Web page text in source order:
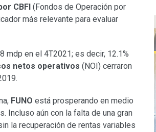
CBFI (Fondos de Operación por
más relevante para evaluar
mdp en el 4T2021; es decir, 12.1%
netos operativos (NOI) cerraron
FUNO está prosperando en medio
Incluso aún con la falta de una gran
la recuperación de rentas variables